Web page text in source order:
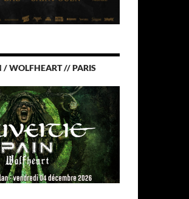
/ WOLFHEART // PARIS